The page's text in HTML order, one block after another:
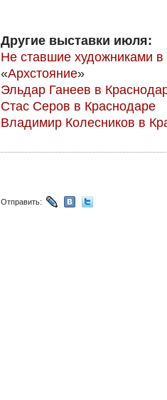
Другие выставки июля:
Не ставшие художниками
«Архстояние»
Эльдар Ганеев в
Стас Серов в Краснодаре
Владимир Колесников в
Отправить: